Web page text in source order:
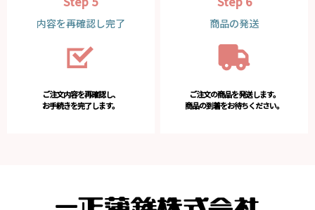
内容を再確認し完了
ご注文内容を再確認し、
お手続きを完了します。
商品の発送
ご注文の商品を発送します。
商品の到着をお待ちください。